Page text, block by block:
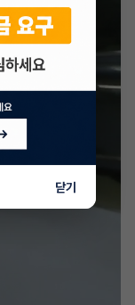
닫기